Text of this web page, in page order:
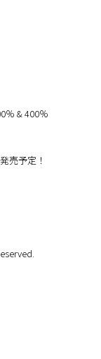
％ & 400％
売予定！